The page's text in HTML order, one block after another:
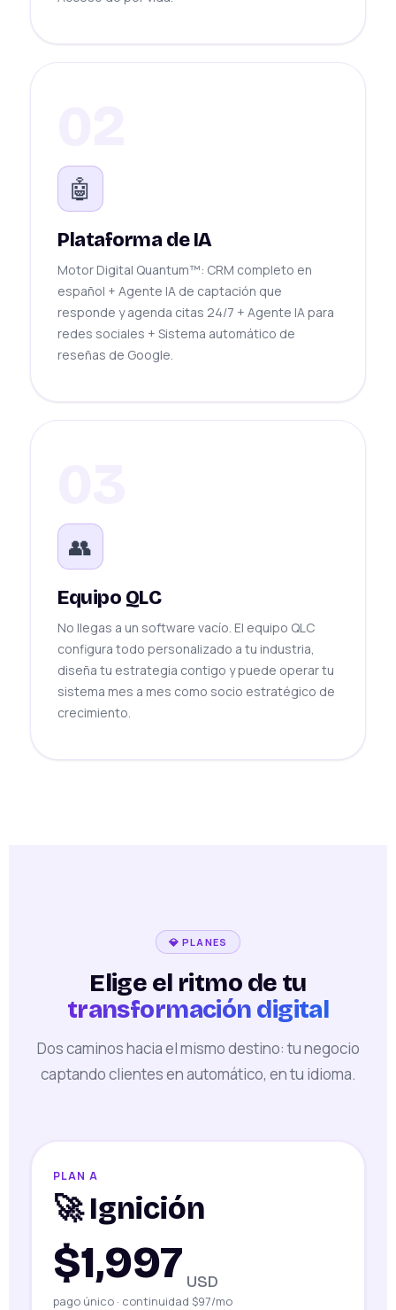
🤖
Plataforma de IA
Motor Digital Quantum™: CRM completo en
español + Agente IA de captación que
responde y agenda citas 24/7 + Agente IA para
redes sociales + Sistema automático de
reseñas de Google.
👥
Equipo QLC
No llegas a un software vacío. El equipo QLC
configura todo personalizado a tu industria,
diseña tu estrategia contigo y puede operar tu
sistema mes a mes como socio estratégico de
crecimiento.
💎 PLANES
Elige el ritmo de tu
transformación digital
Dos caminos hacia el mismo destino: tu negocio
captando clientes en automático, en tu idioma.
PLAN A
🚀 Ignición
$1,997 USD
pago único · continuidad $97/mo